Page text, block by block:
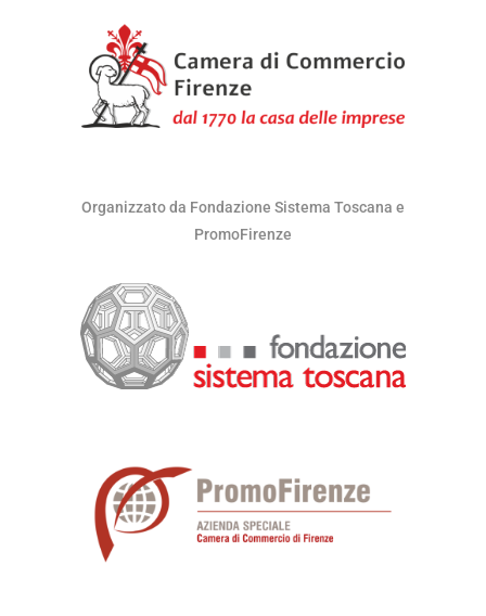
Organizzato da Fondazione Sistema Toscana e
PromoFirenze